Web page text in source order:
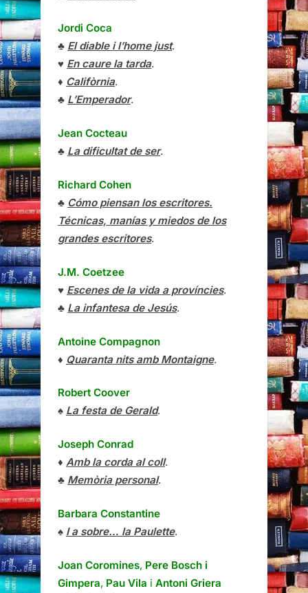
Jordi Coca
♣ El diable i l’home just.
♥ En caure la tarda.
♦ Califòrnia.
♣ L’Emperador.
Jean Cocteau
♣ La dificultat de ser.
Richard Cohen
♣ Cómo piensan los escritores.
Técnicas, manías y miedos de los
grandes escritores.
J.M. Coetzee
♥ Escenes de la vida a províncies.
♣ La infantesa de Jesús.
Antoine Compagnon
♦ Quaranta nits amb Montaigne.
Robert Coover
♠ La festa de Gerald.
Joseph Conrad
♦ Amb la corda al coll.
♣ Memòria personal.
Barbara Constantine
♠ I a sobre… la Paulette.
Joan Coromines, Pere Bosch i
Gimpera, Pau Vila i Antoni Griera